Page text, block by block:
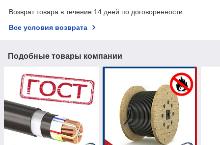
Возврат товара в течение 14 дней по договоренности
Все условия возврата
Подобные товары компании